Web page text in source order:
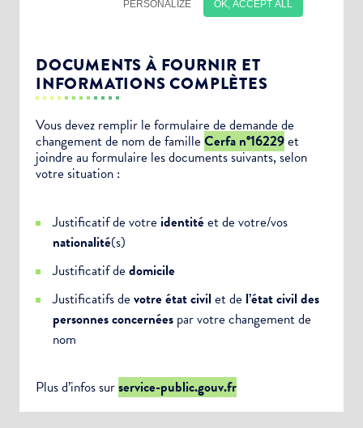
DOCUMENTS À FOURNIR ET
INFORMATIONS COMPLÈTES
Vous devez remplir le formulaire de demande de
changement de nom de famille Cerfa n°16229et
joindre au formulaire les documents suivants, selon
votre situation :
Justificatif de votre identitéet de votre/vos
nationalité(s)
Justificatif de domicile
Justificatifs de votre état civilet de l’état civil des
personnes concernées par votre changement de
nom
Plus d’infos surservice-public.gouv.fr
Choisissez votre abonnement :
Newsletter Culture
Newsletter Sport et Vie associative